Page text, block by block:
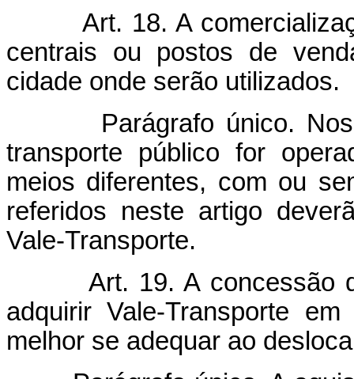
Art. 18. A
centrais ou postos de
cidade onde serão utilizados.
Parágrafo único. Nos
transporte público for
meios diferentes, com ou
referidos neste artigo
Vale-Transporte.
Art. 19. A concessão
adquirir Vale-Transporte
melhor se adequar ao